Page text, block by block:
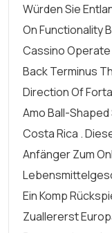
Würden Sie
On Functionality
Cassino Operate
Back Terminus
Direction Of
Amo Ball-
Costa Rica .
Anfänger Zum
Ein Komp
Zuallererst